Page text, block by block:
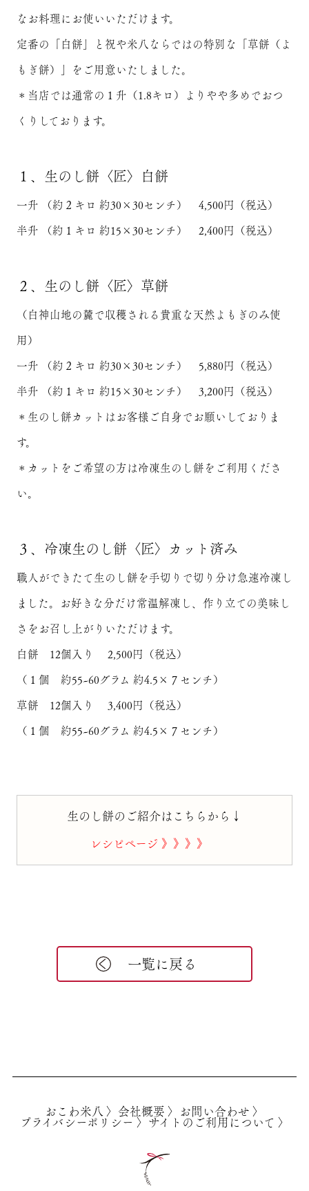
なお料理にお使いいただけます。
定番の「白餅」と祝や米八ならではの特別な「草餅（よ
もぎ餅）」をご用意いたしました。
＊当店では通常の１升（1.8キロ）よりやや多めでおつ
くりしております。
１、生のし餅〈匠〉白餅
一升 （約２キロ 約30×30センチ） 4,500円（税込）
半升 （約１キロ 約15×30センチ） 2,400円（税込）
２、生のし餅〈匠〉草餅
（白神山地の麓で収穫される貴重な天然よもぎのみ使
用）
一升 （約２キロ 約30×30センチ） 5,880円（税込）
半升 （約１キロ 約15×30センチ） 3,200円（税込）
＊生のし餅カットはお客様ご自身でお願いしておりま
す。
＊カットをご希望の方は冷凍生のし餅をご利用くださ
い。
３、冷凍生のし餅〈匠〉カット済み
職人ができたて生のし餅を手切りで切り分け急速冷凍し
ました。お好きな分だけ常温解凍し、作り立ての美味し
さをお召し上がりいただけます。
白餅 12個入り 2,500円（税込）
（１個 約55~60グラム 約4.5×７センチ）
草餅 12個入り 3,400円（税込）
（１個 約55~60グラム 約4.5×７センチ）
生のし餅のご紹介はこちらから↓
レシピページ 》》》》
一覧に戻る
おこわ米八 〉 会社概要 〉
お問い合わせ 〉
プライバシーポリシー 〉 サイトのご利用について 〉